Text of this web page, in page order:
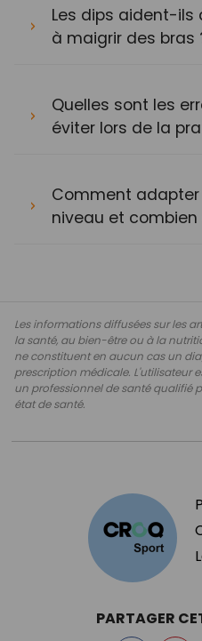
Les dips aident-ils
à maigrir des bras
Quelles sont les
éviter lors de la
Comment
niveau et combien
Les informations diffusées sur les
la santé, au bien-être ou à la
ne constituent en aucun cas un
prescription médicale. L'utilisateur
un professionnel de santé qualifié
état de santé.
PARTAGER